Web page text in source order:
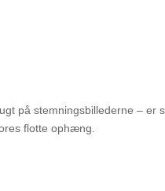
på stemningsbillederne – er
flotte ophæng.